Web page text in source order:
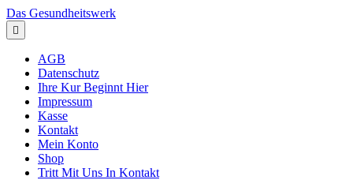
Inhalt
springen
Skip
to
content
Das Gesundheitswerk
AGB
Datenschutz
Ihre Kur Beginnt Hier
Impressum
Kasse
Kontakt
Mein Konto
Shop
Tritt Mit Uns In Kontakt